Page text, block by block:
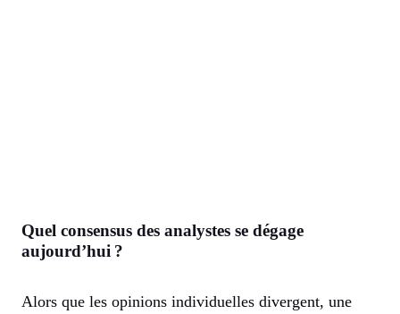
Quel consensus des analystes se dégage
aujourd’hui ?
Alors que les opinions individuelles divergent, une